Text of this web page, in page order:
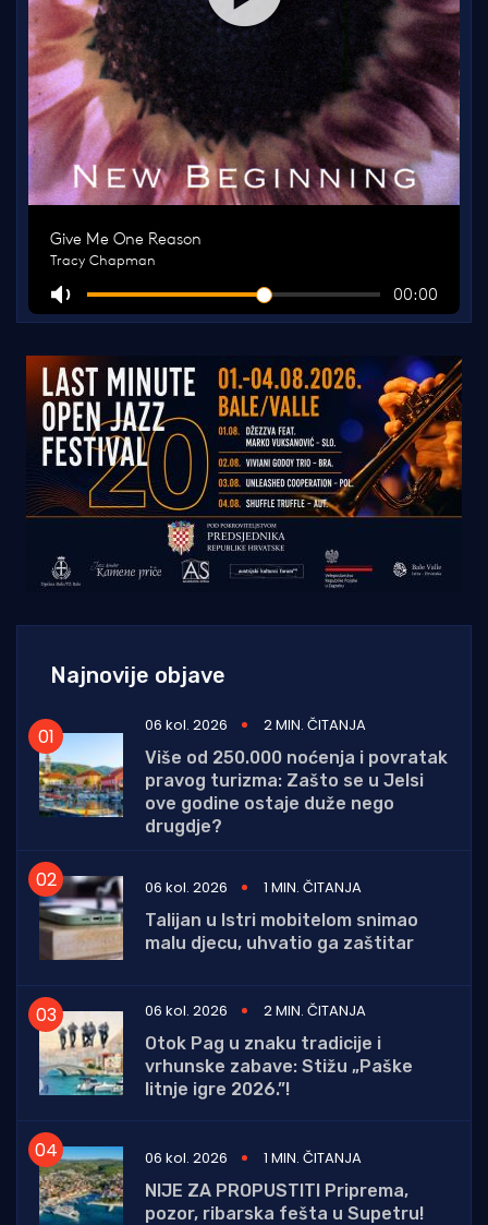
Najnovije objave
06 kol. 2026
2 MIN. ČITANJA
Više od 250.000 noćenja i povratak
pravog turizma: Zašto se u Jelsi
ove godine ostaje duže nego
drugdje?
06 kol. 2026
1 MIN. ČITANJA
Talijan u Istri mobitelom snimao
malu djecu, uhvatio ga zaštitar
06 kol. 2026
2 MIN. ČITANJA
Otok Pag u znaku tradicije i
vrhunske zabave: Stižu „Paške
litnje igre 2026.”!
06 kol. 2026
1 MIN. ČITANJA
NIJE ZA PROPUSTITI Priprema,
pozor, ribarska fešta u Supetru!